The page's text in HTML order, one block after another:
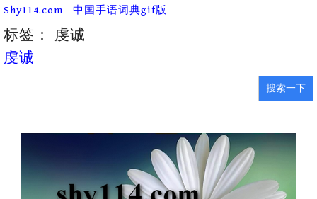
Skip
content
Shy114.com - 中国手语词典gif版
标签： 虔诚
虔诚
Search